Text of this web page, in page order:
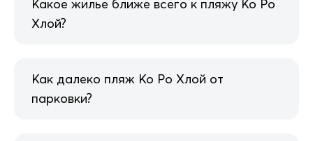
Какое жилье ближе всего к пляжу Ко Ро
Хлой?
Как далеко пляж Ко Ро Хлой от
парковки?